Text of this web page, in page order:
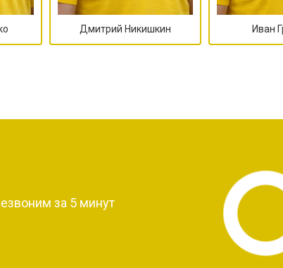
Дмитрий Никишкин Иван
за 5 минут